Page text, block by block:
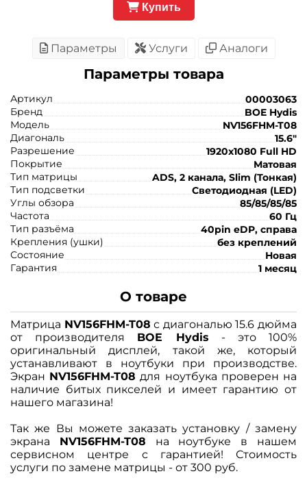
Купить
Параметры Услуги Аналоги
Параметры товара
Артикул
00003063
Бренд
BOE Hydis
Модель
NV156FHM-T08
Диагональ
15.6"
Разрешение
1920x1080 Full HD
Покрытие
Матовая
Тип матрицы
ADS, 2 канала, Slim (Тонкая)
Тип подсветки
Светодиодная (LED)
Углы обзора
85/85/85/85
Частота
60 Гц
Тип разъёма
40pin eDP, справа
Крепления (ушки)
без креплений
Состояние
Новая
Гарантия
1 месяц
О товаре
Матрица NV156FHM-T08 с диагональю 15.6 дюйма
от производителя BOE Hydis - это 100%
оригинальный дисплей, такой же, который
устанавливают в ноутбуки при производстве.
Экран NV156FHM-T08 для ноутбука проверен на
наличие битых пикселей и имеет гарантию от
нашего магазина!
Так же Вы можете заказать установку / замену
экрана NV156FHM-T08 на ноутбуке в нашем
сервисном центре с гарантией! Стоимость
услуги по замене матрицы - от 300 руб.